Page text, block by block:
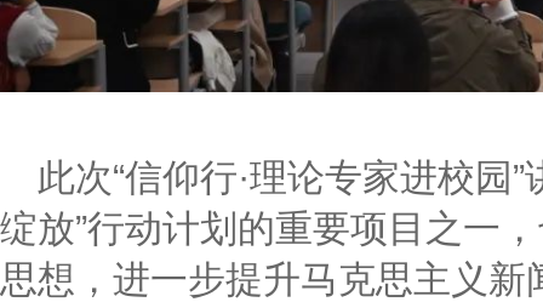
此次“信仰行·理论专家进校园
绽放”行动计划的重要项目之一
思想，进一步提升马克思主义